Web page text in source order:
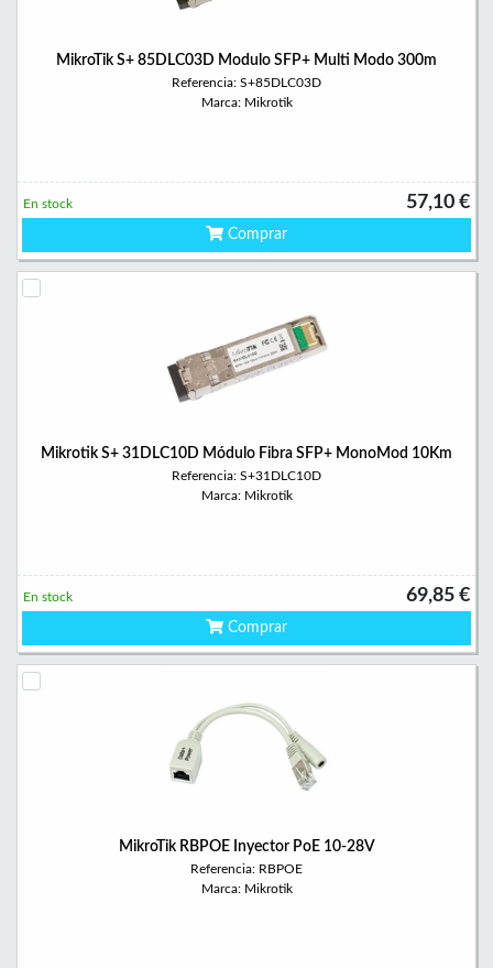
MikroTik S+ 85DLC03D Modulo SFP+ Multi Modo 300m
Referencia: S+85DLC03D
Marca: Mikrotik
57,10 €
En stock
Comprar
Mikrotik S+ 31DLC10D Módulo Fibra SFP+ MonoMod 10Km
Referencia: S+31DLC10D
Marca: Mikrotik
69,85 €
En stock
Comprar
MikroTik RBPOE Inyector PoE 10-28V
Referencia: RBPOE
Marca: Mikrotik